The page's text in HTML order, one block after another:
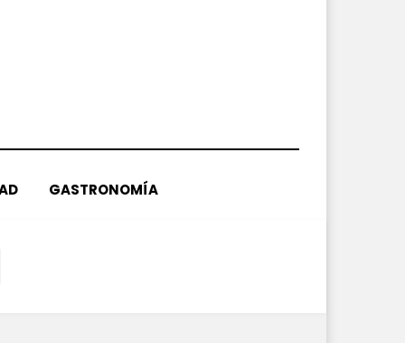
GASTRONOMÍA